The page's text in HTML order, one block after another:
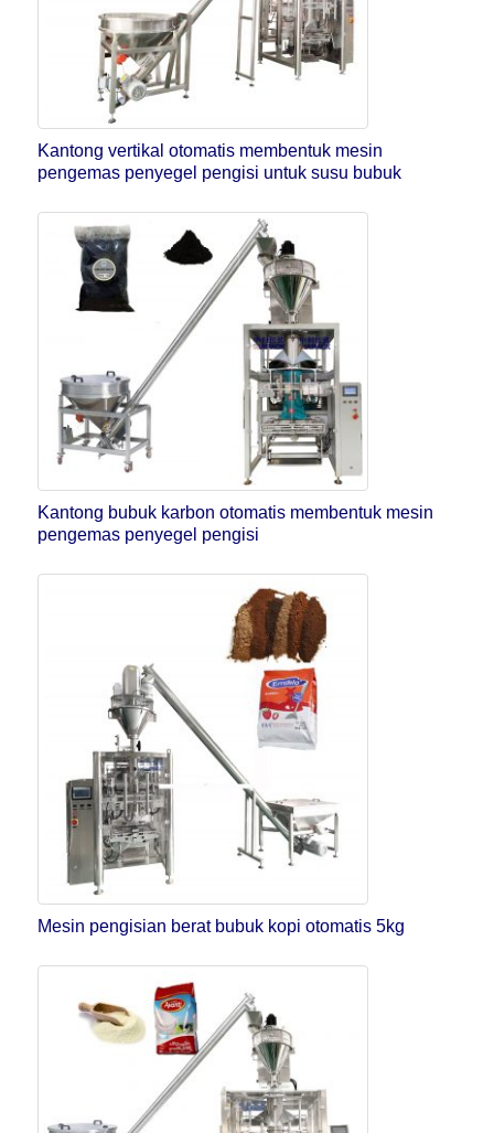
Kantong vertikal otomatis membentuk mesin
pengemas penyegel pengisi untuk susu bubuk
Kantong bubuk karbon otomatis membentuk mesin
pengemas penyegel pengisi
Mesin pengisian berat bubuk kopi otomatis 5kg